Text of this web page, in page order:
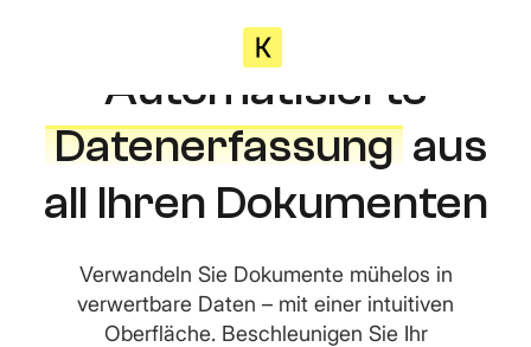
Automatisierte
Datenerfassungaus
all Ihren Dokumenten
Verwandeln Sie Dokumente mühelos in
verwertbare Daten – mit einer intuitiven
Oberfläche. Beschleunigen Sie Ihr